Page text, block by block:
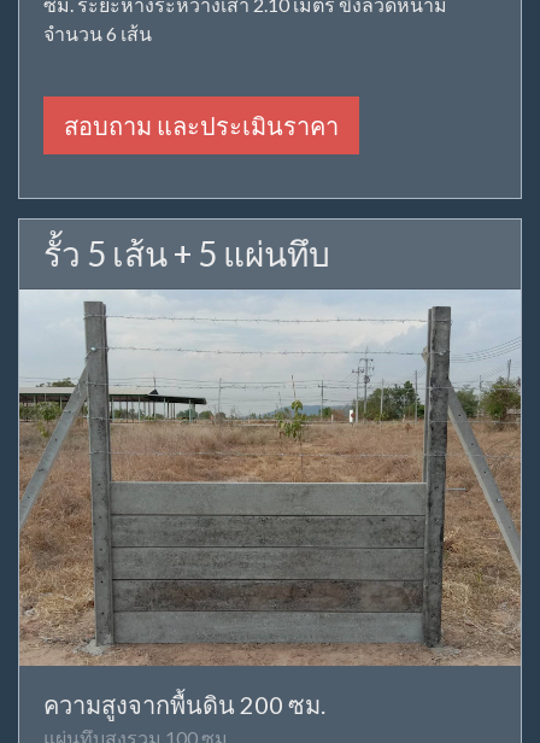
ซม. ระยะห่างระหว่างเสา 2.10 เมตร ขึงลวดหนาม
จำนวน 6 เส้น
สอบถาม และประเมินราคา
รั้ว 5 เส้น + 5 แผ่นทึบ
ความสูงจากพื้นดิน 200 ซม.
แผ่นทึบสูงรวม 100 ซม.